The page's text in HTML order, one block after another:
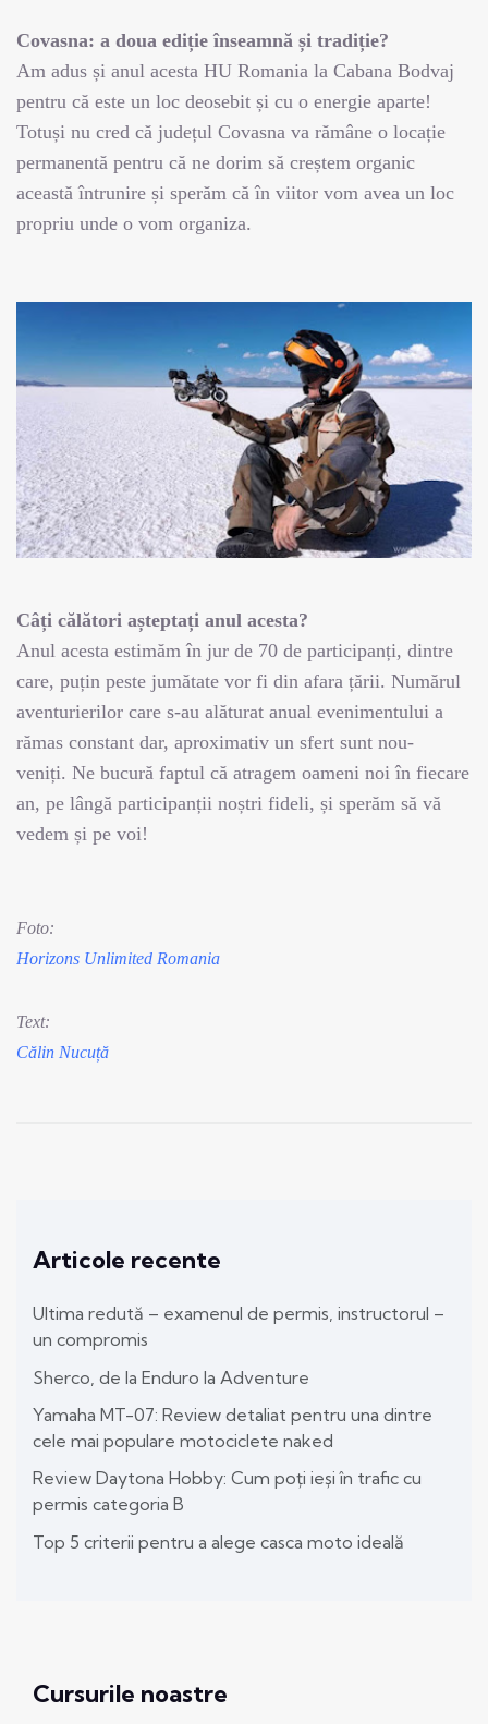
Covasna: a doua ediție înseamnă și tradiție?
Am adus și anul acesta HU Romania la Cabana Bodvaj
pentru că este un loc deosebit și cu o energie aparte!
Totuși nu cred că județul Covasna va rămâne o locație
permanentă pentru că ne dorim să creștem organic
această întrunire și sperăm că în viitor vom avea un loc
propriu unde o vom organiza.
Câți călători așteptați anul acesta?
Anul acesta estimăm în jur de 70 de participanți, dintre
care, puțin peste jumătate vor fi din afara țării. Numărul
aventurierilor care s-au alăturat anual evenimentului a
rămas constant dar, aproximativ un sfert sunt nou-
veniți. Ne bucură faptul că atragem oameni noi în fiecare
an, pe lângă participanții noștri fideli, și sperăm să vă
vedem și pe voi!
Foto:
Horizons Unlimited Romania
Text:
Călin Nucuță
Articole recente
Ultima redută – examenul de permis, instructorul –
un compromis
Sherco, de la Enduro la Adventure
Yamaha MT-07: Review detaliat pentru una dintre
cele mai populare motociclete naked
Review Daytona Hobby: Cum poți ieși în trafic cu
permis categoria B
Top 5 criterii pentru a alege casca moto ideală
Cursurile noastre